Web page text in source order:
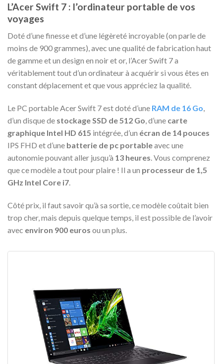
L’Acer Swift 7 : l’ordinateur portable de vos
voyages
Doté d’une finesse et d’une légèreté incroyable (on parle de
moins de 900 grammes), avec une qualité de fabrication haut
de gamme et un design en noir et or, l’Acer Swift 7 a
véritablement tout d’un ordinateur à acquérir si vous êtes en
constant déplacement et que vous appréciez la qualité.
Le PC portable Acer Swift 7 est doté d’une RAM de 16 Go,
d’un disque de stockage SSD de 512 Go, d’une carte
graphique Intel HD 615 intégrée, d’un écran de 14 pouces
IPS FHD et d’une batterie de pc portableavec une
autonomie pouvant aller jusqu’à 13 heures. Vous comprenez
que ce modèle a tout pour plaire ! Il a un processeur de 1,5
GHz Intel Core i7.
Côté prix, il faut savoir qu’à sa sortie, ce modèle coûtait bien
trop cher, mais depuis quelque temps, il est possible de l’avoir
avec environ 900 euros ou un plus.